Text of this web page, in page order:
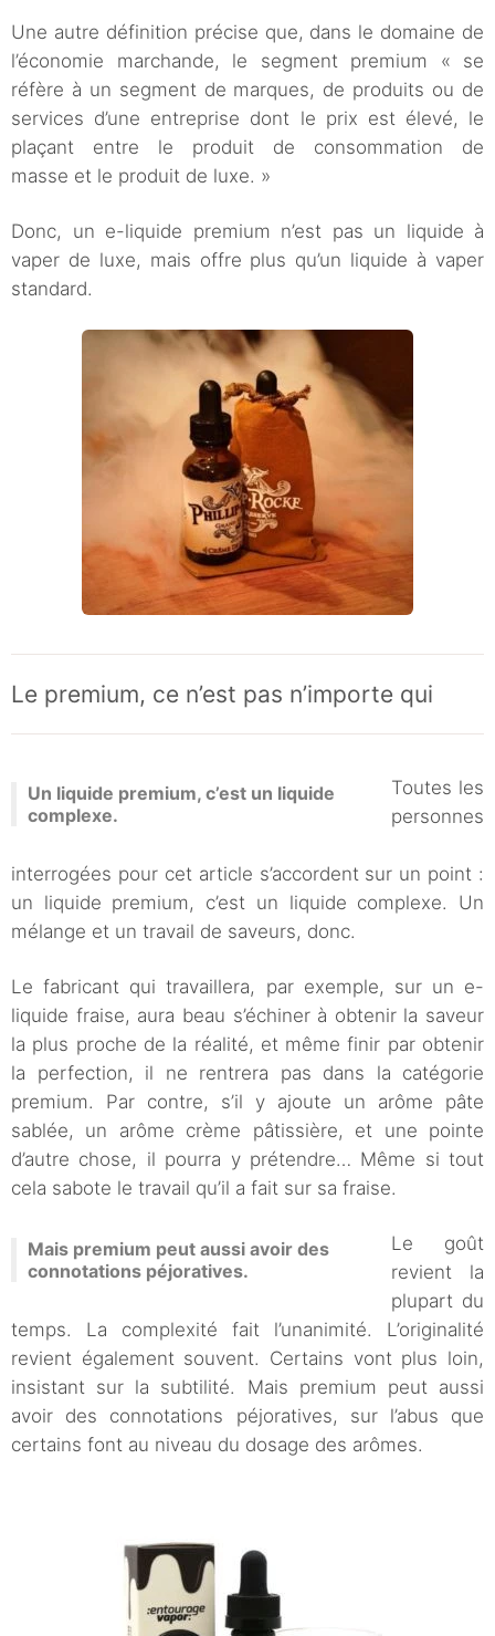
Une autre définition précise que, dans le domaine de
l’économie marchande, le segment premium « se
réfère à un segment de marques, de produits ou de
services d’une entreprise dont le prix est élevé, le
plaçant entre le produit de consommation de
masse et le produit de luxe. »
Donc, un e-liquide premium n’est pas un liquide à
vaper de luxe, mais offre plus qu’un liquide à vaper
standard.
Le premium, ce n’est pas n’importe qui
Un liquide premium, c’est un liquide
complexe.
Toutes les
personnes
interrogées pour cet article s’accordent sur un point :
un liquide premium, c’est un liquide complexe. Un
mélange et un travail de saveurs, donc.
Le fabricant qui travaillera, par exemple, sur un e-
liquide fraise, aura beau s’échiner à obtenir la saveur
la plus proche de la réalité, et même finir par obtenir
la perfection, il ne rentrera pas dans la catégorie
premium. Par contre, s’il y ajoute un arôme pâte
sablée, un arôme crème pâtissière, et une pointe
d’autre chose, il pourra y prétendre… Même si tout
cela sabote le travail qu’il a fait sur sa fraise.
Mais premium peut aussi avoir des
connotations péjoratives.
Le goût
revient la
plupart du
temps. La complexité fait l’unanimité. L’originalité
revient également souvent. Certains vont plus loin,
insistant sur la subtilité. Mais premium peut aussi
avoir des connotations péjoratives, sur l’abus que
certains font au niveau du dosage des arômes.